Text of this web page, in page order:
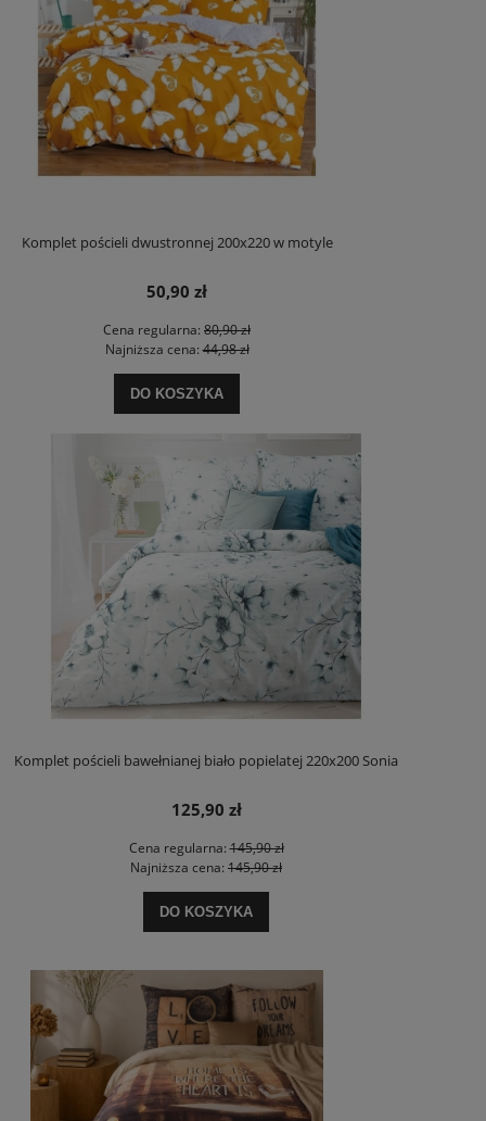
Komplet pościeli dwustronnej 200x220 w motyle
50,90 zł
Cena regularna: 80,90 zł
Najniższa cena:44,98 zł
DO KOSZYKA
Komplet pościeli bawełnianej biało popielatej 220x200 Sonia
125,90 zł
Cena regularna:145,90 zł
Najniższa cena: 145,90 zł
DO KOSZYKA